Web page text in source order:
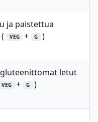
ja paistettua
VEG + G
)
letut
VEG + G
)